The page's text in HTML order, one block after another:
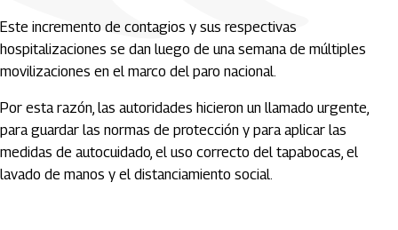
Este incremento de contagios y sus respectivas
hospitalizaciones se dan luego de una semana de múltiples
movilizaciones en el marco del paro nacional.
Por esta razón, las autoridades hicieron un llamado urgente,
para guardar las normas de protección y para aplicar las
medidas de autocuidado, el uso correcto del tapabocas, el
lavado de manos y el distanciamiento social.